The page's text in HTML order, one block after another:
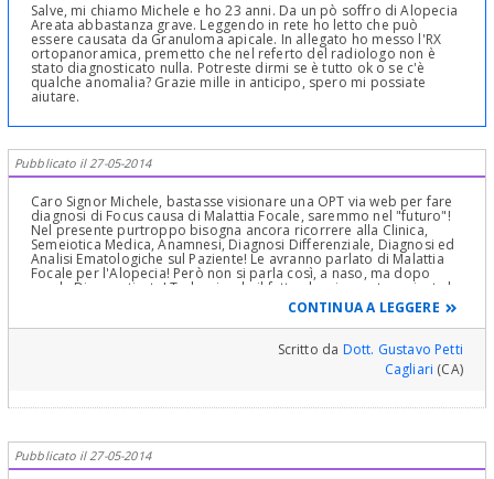
Salve, mi chiamo Michele e ho 23 anni. Da un pò soffro di Alopecia
Areata abbastanza grave. Leggendo in rete ho letto che può
essere causata da Granuloma apicale. In allegato ho messo l'RX
ortopanoramica, premetto che nel referto del radiologo non è
stato diagnosticato nulla. Potreste dirmi se è tutto ok o se c'è
qualche anomalia? Grazie mille in anticipo, spero mi possiate
aiutare.
Pubblicato il 27-05-2014
Caro Signor Michele, bastasse visionare una OPT via web per fare
diagnosi di Focus causa di Malattia Focale, saremmo nel "futuro"!
Nel presente purtroppo bisogna ancora ricorrere alla Clinica,
Semeiotica Medica, Anamnesi, Diagnosi Differenziale, Diagnosi ed
Analisi Ematologiche sul Paziente! Le avranno parlato di Malattia
Focale per l'Alopecia! Però non si parla così, a naso, ma dopo
averla Diagnosticata! Tralasciando il fatto che sia errata o giusta la
Diagnosi di Malattia Focale, la malattia focale, per definizione
Medica, è una malattia di organi sistemici a distanza che partono
da un Focus infettivo che si trova in una "CAVITA' DEL CORPO
UMANO COMUNICANTE CON L'ESTERNO". La Bocca,con le infezioni
periapicali e parodontali è la più comune,ma se in bocca non si
riscontra niente di "evidente", si cerca nelle altre cavità,se si è
ed etmoidale! -Orecchio Esterno, Medio ed INterno e Rocca
Petrosa -Condotti lacrimali ed occhio -GHiandole e dotti
ghiandolari - insomma tutto ciò che comunica con l'esterno Poi.
CONTINUA A LEGGERE
Scritto da Dott. Gustavo Petti
Cagliari (CA)
Pubblicato il 27-05-2014